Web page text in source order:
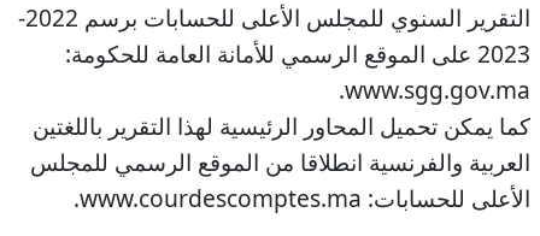
التقرير السنوي للمجلس الأعلى للحسابات برسم 2022-
2023 على الموقع الرسمي للأمانة العامة للحكومة:
www.sgg.gov.ma.
كما يمكن تحميل المحاور الرئيسية لهذا التقرير باللغتين
العربية والفرنسية انطلاقا من الموقع الرسمي للمجلس
الأعلى للحسابات: www.courdescomptes.ma.